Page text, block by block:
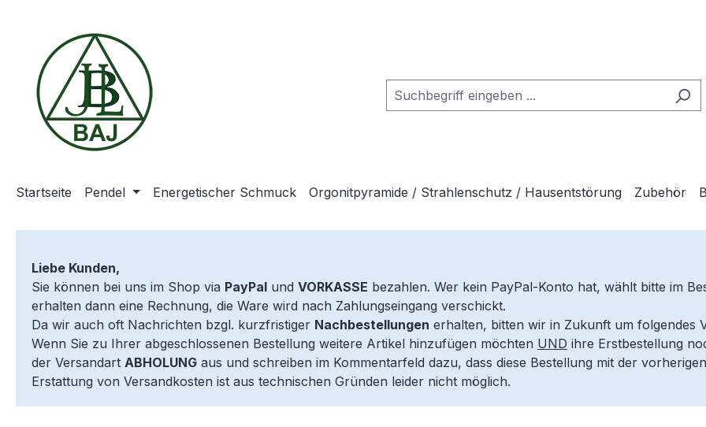
Startseite Pendel Energetischer Schmuck Orgonitpyramide / Strahlenschutz / Hausentstörung Zubehör
Liebe Kunden,
Sie können bei uns im Shop via PayPal und VORKASSE bezahlen. Wer kein PayPal-Konto hat, wählt bitte im
erhalten dann eine Rechnung, die Ware wird nach Zahlungseingang verschickt.
Da wir auch oft Nachrichten bzgl. kurzfristiger Nachbestellungen erhalten, bitten wir in Zukunft um folgendes
Wenn Sie zu Ihrer abgeschlossenen Bestellung weitere Artikel hinzufügen möchten UND ihre Erstbestellung
der Versandart ABHOLUNG aus und schreiben im Kommentarfeld dazu, dass diese Bestellung mit der
Erstattung von Versandkosten ist aus technischen Gründen leider nicht möglich.